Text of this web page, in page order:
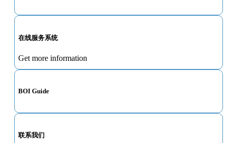
在线服务系统
Get more information
BOI Guide
联系我们